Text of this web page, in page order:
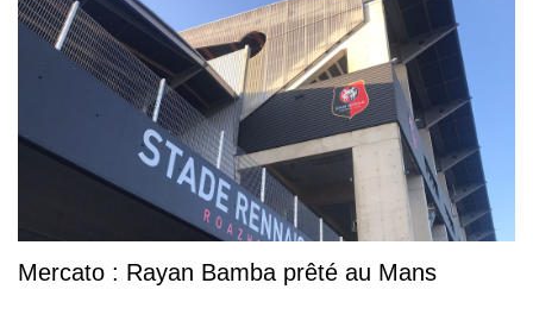
Mercato : Rayan Bamba prêté au Mans